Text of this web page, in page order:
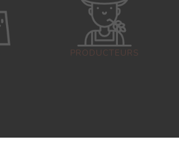
PRODUCTEURS